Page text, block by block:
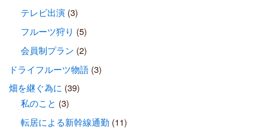
テレビ出演(3)
フルーツ狩り (5)
会員制プラン (2)
ドライフルーツ物語(3)
畑を継ぐ為に (39)
私のこと (3)
転居による新幹線通勤 (11)